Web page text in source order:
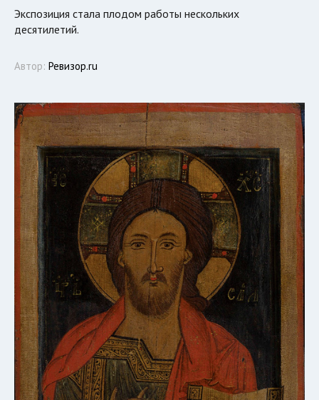
Экспозиция стала плодом работы нескольких
десятилетий.
Автор: Ревизор.ru